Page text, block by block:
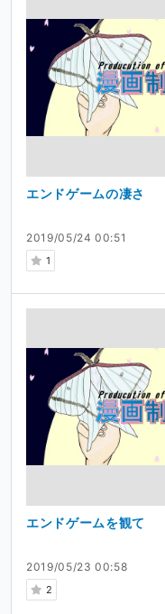
2019/05/24 00:51
1
エンドゲームの凄さ
2019/05/23 00:58
2
エンドゲームを観て